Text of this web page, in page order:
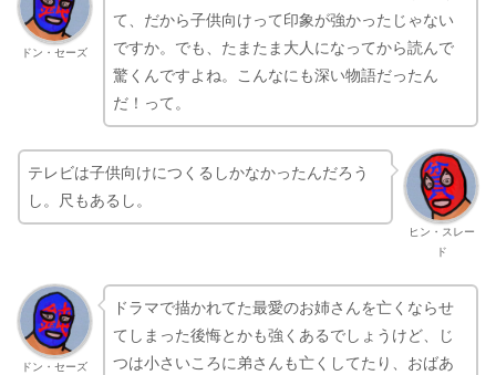
ドン・セーズ
て、だから子供向けって印象が強かったじゃない
ですか。でも、たまたま大人になってから読んで
驚くんですよね。こんなにも深い物語だったん
だ！って。
ヒン・スレー
ド
テレビは子供向けにつくるしかなかったんだろう
し。尺もあるし。
ドン・セーズ
ドラマで描かれてた最愛のお姉さんを亡くならせ
てしまった後悔とかも強くあるでしょうけど、じ
つは小さいころに弟さんも亡くしてたり、おばあ